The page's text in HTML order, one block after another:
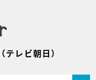
（テレビ朝日）